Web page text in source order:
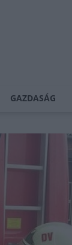
GAZDASÁG